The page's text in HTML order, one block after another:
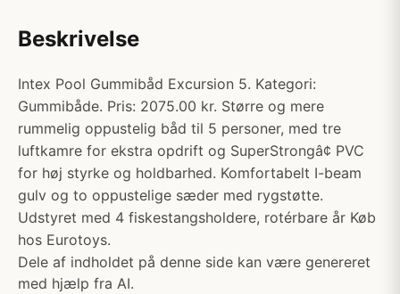
Beskrivelse
Intex Pool Gummibåd Excursion 5. Kategori:
Gummibåde. Pris: 2075.00 kr. Større og mere
rummelig oppustelig båd til 5 personer, med tre
luftkamre for ekstra opdrift og SuperStrongâ¢ PVC
for høj styrke og holdbarhed. Komfortabelt I-beam
gulv og to oppustelige sæder med rygstøtte.
Udstyret med 4 fiskestangsholdere, rotérbare år Køb
hos Eurotoys.
Dele af indholdet på denne side kan være genereret
med hjælp fra AI.